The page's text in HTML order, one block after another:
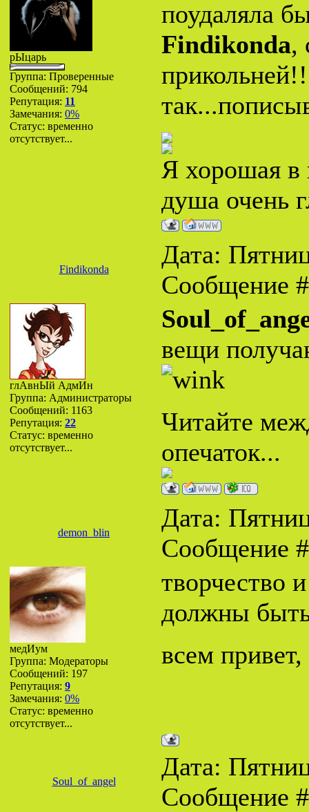
рЫцарь
Группа: Проверенные
Сообщений: 794
Репутация: 11
Замечания: 0%
Статус: временно
отсутствует...
поудаляла
Findikonda,
Я хорошая в
душа очень
Findikonda
Дата:
Сообщение
глАвнЫй АдмИн
Группа: Администраторы
Сообщений: 1163
Репутация: 22
Статус: временно
отсутствует...
вещи
Читайте
опечаток...
demon_blin
Дата:
Сообщение
медИум
Группа: Модераторы
Сообщений: 197
Репутация: 9
Замечания: 0%
Статус: временно
отсутствует...
творчество
должны
всем
Soul_of_angel
Дата:
Сообщение